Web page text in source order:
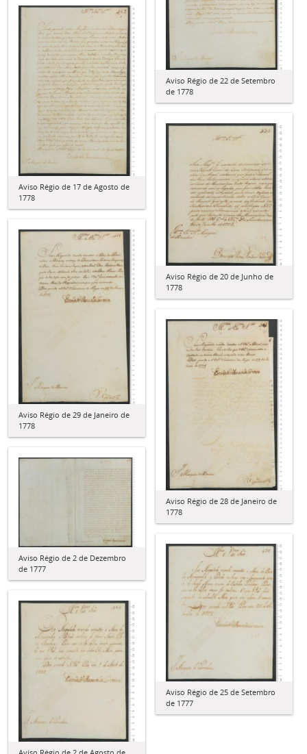
Aviso Régio de 22 de Setembro
de 1778
Aviso Régio de 17 de Agosto de
1778
Aviso Régio de 20 de Junho de
1778
Aviso Régio de 29 de Janeiro de
1778
Aviso Régio de 28 de Janeiro de
1778
Aviso Régio de 2 de Dezembro
de 1777
Aviso Régio de 25 de Setembro
de 1777